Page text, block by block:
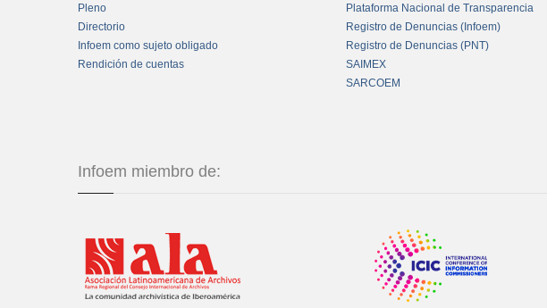
Pleno
Directorio
Infoem como sujeto obligado
Rendición de cuentas
Plataforma Nacional de Transparencia
Registro de Denuncias (Infoem)
Registro de Denuncias (PNT)
SAIMEX
SARCOEM
Infoem miembro de: